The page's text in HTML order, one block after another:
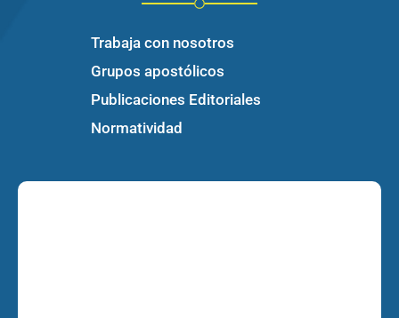
Trabaja con nosotros
Grupos apostólicos
Publicaciones Editoriales
Normatividad